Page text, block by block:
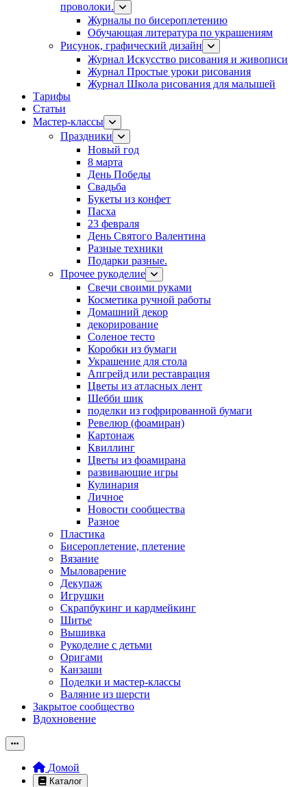
проволоки.
Журналы по бисероплетению
Обучающая литература по украшениям
Рисунок, графический дизайн
Журнал Искусство рисования и живописи
Журнал Простые уроки рисования
Журнал Школа рисования для малышей
Тарифы
Статьи
Мастер-классы
Праздники
Новый год
8 марта
День Победы
Свадьба
Букеты из конфет
Пасха
23 февраля
День Святого Валентина
Разные техники
Подарки разные.
Прочее рукоделие
Свечи своими руками
Косметика ручной работы
Домашний декор
декорирование
Соленое тесто
Коробки из бумаги
Украшение для стола
Апгрейд или реставрация
Цветы из атласных лент
Шебби шик
поделки из гофрированной бумаги
Ревелюр (фоамиран)
Картонаж
Квиллинг
Цветы из фоамирана
развивающие игры
Кулинария
Личное
Новости сообщества
Разное
Пластика
Бисероплетение, плетение
Вязание
Мыловарение
Декупаж
Игрушки
Скрапбукинг и кардмейкинг
Шитье
Вышивка
Рукоделие с детьми
Оригами
Канзаши
Поделки и мастер-классы
Валяние из шерсти
Закрытое сообщество
Вдохновение
Домой
Каталог